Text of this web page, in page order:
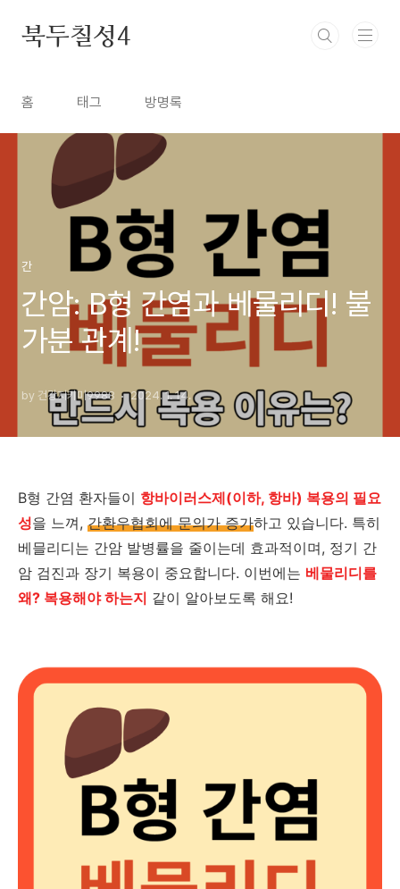
북두칠성4
홈 태그 방명록
간
간암: B형 간염과 베물리디! 불
가분 관계!
by 건강지키미9988 2024. 1. 14.
B형 간염 환자들이 항바이러스제(이하, 항바) 복용의 필요
성을 느껴, 간환우협회에 문의가 증가하고 있습니다. 특히
베믈리디는 간암 발병률을 줄이는데 효과적이며, 정기 간
암 검진과 장기 복용이 중요합니다. 이번에는 베물리디를
왜? 복용해야 하는지 같이 알아보도록 해요!